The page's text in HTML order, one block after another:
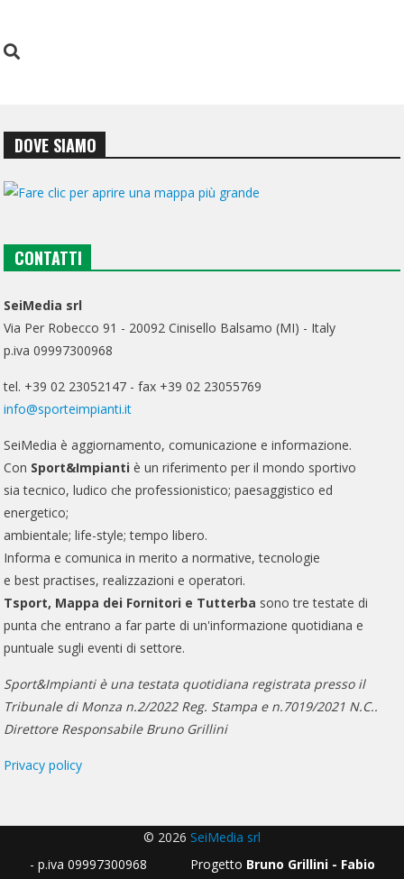
DOVE SIAMO
CONTATTI
SeiMedia srl
Via Per Robecco 91 - 20092 Cinisello Balsamo (MI) - Italy
p.iva 09997300968
tel. +39 02 23052147 - fax +39 02 23055769
info@sporteimpianti.it
SeiMedia è aggiornamento, comunicazione e informazione.
Con Sport&Impianti è un riferimento per il mondo sportivo
sia tecnico, ludico che professionistico; paesaggistico ed
energetico;
ambientale; life-style; tempo libero.
Informa e comunica in merito a normative, tecnologie
e best practises, realizzazioni e operatori.
Tsport, Mappa dei Fornitori e Tutterba sono tre testate di
punta che entrano a far parte di un'informazione quotidiana e
puntuale sugli eventi di settore.
Sport&Impianti è una testata quotidiana registrata presso il
Tribunale di Monza n.2/2022 Reg. Stampa e n.7019/2021 N.C..
Direttore Responsabile Bruno Grillini
Privacy policy
© 2026 SeiMedia srl
- p.iva 09997300968 Progetto Bruno Grillini - Fabio